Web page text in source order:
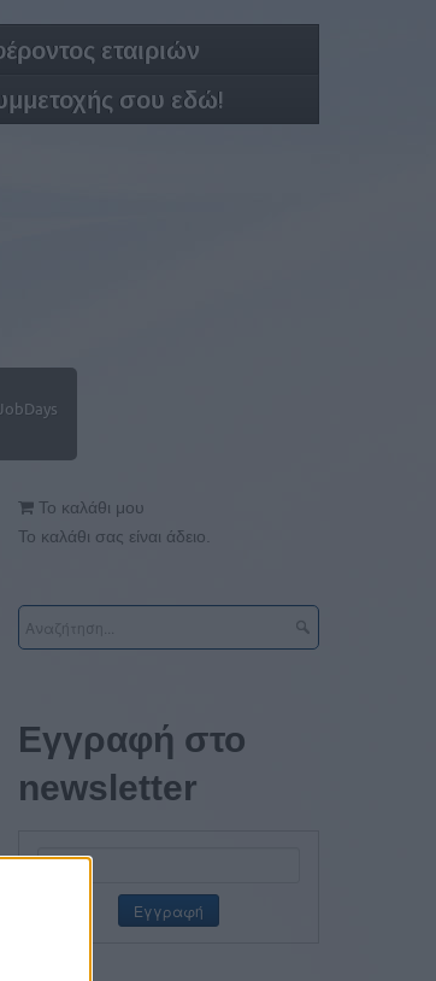
εταιριών
σου εδώ!
Το καλάθι μου
Το καλάθι σας είναι άδειο.
Εγγραφή στο
newsletter